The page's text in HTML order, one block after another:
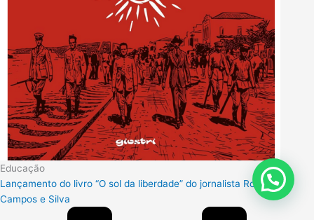
Educação
Lançamento do livro “O sol da liberdade” do jornalista Rodolfo
Campos e Silva